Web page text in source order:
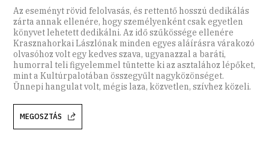
Az eseményt rövid felolvasás, és rettentő hosszú dedikálás
zárta annak ellenére, hogy személyenként csak egyetlen
könyvet lehetett dedikálni. Az idő szűkössége ellenére
Krasznahorkai Lászlónak minden egyes aláírásra várakozó
olvasóhoz volt egy kedves szava, ugyanazzal a baráti,
humorral teli figyelemmel tüntette ki az asztalához lépőket,
mint a Kultúrpalotában összegyűlt nagyközönséget.
Ünnepi hangulat volt, mégis laza, közvetlen, szívhez közeli.
MEGOSZTÁS